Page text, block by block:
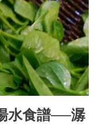
水食譜──潺